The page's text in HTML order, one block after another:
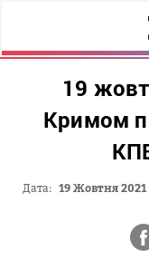
19
Кримом
Дата: 19 Жовтня 2021